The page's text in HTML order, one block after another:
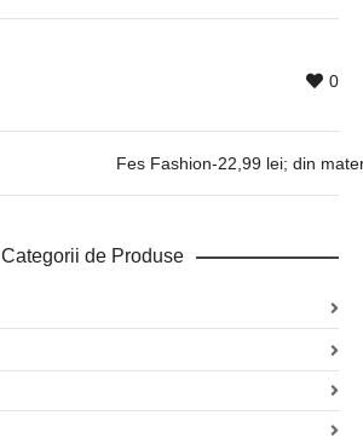
0
Fes Fashion-22,99 lei; din
Categorii de Produse